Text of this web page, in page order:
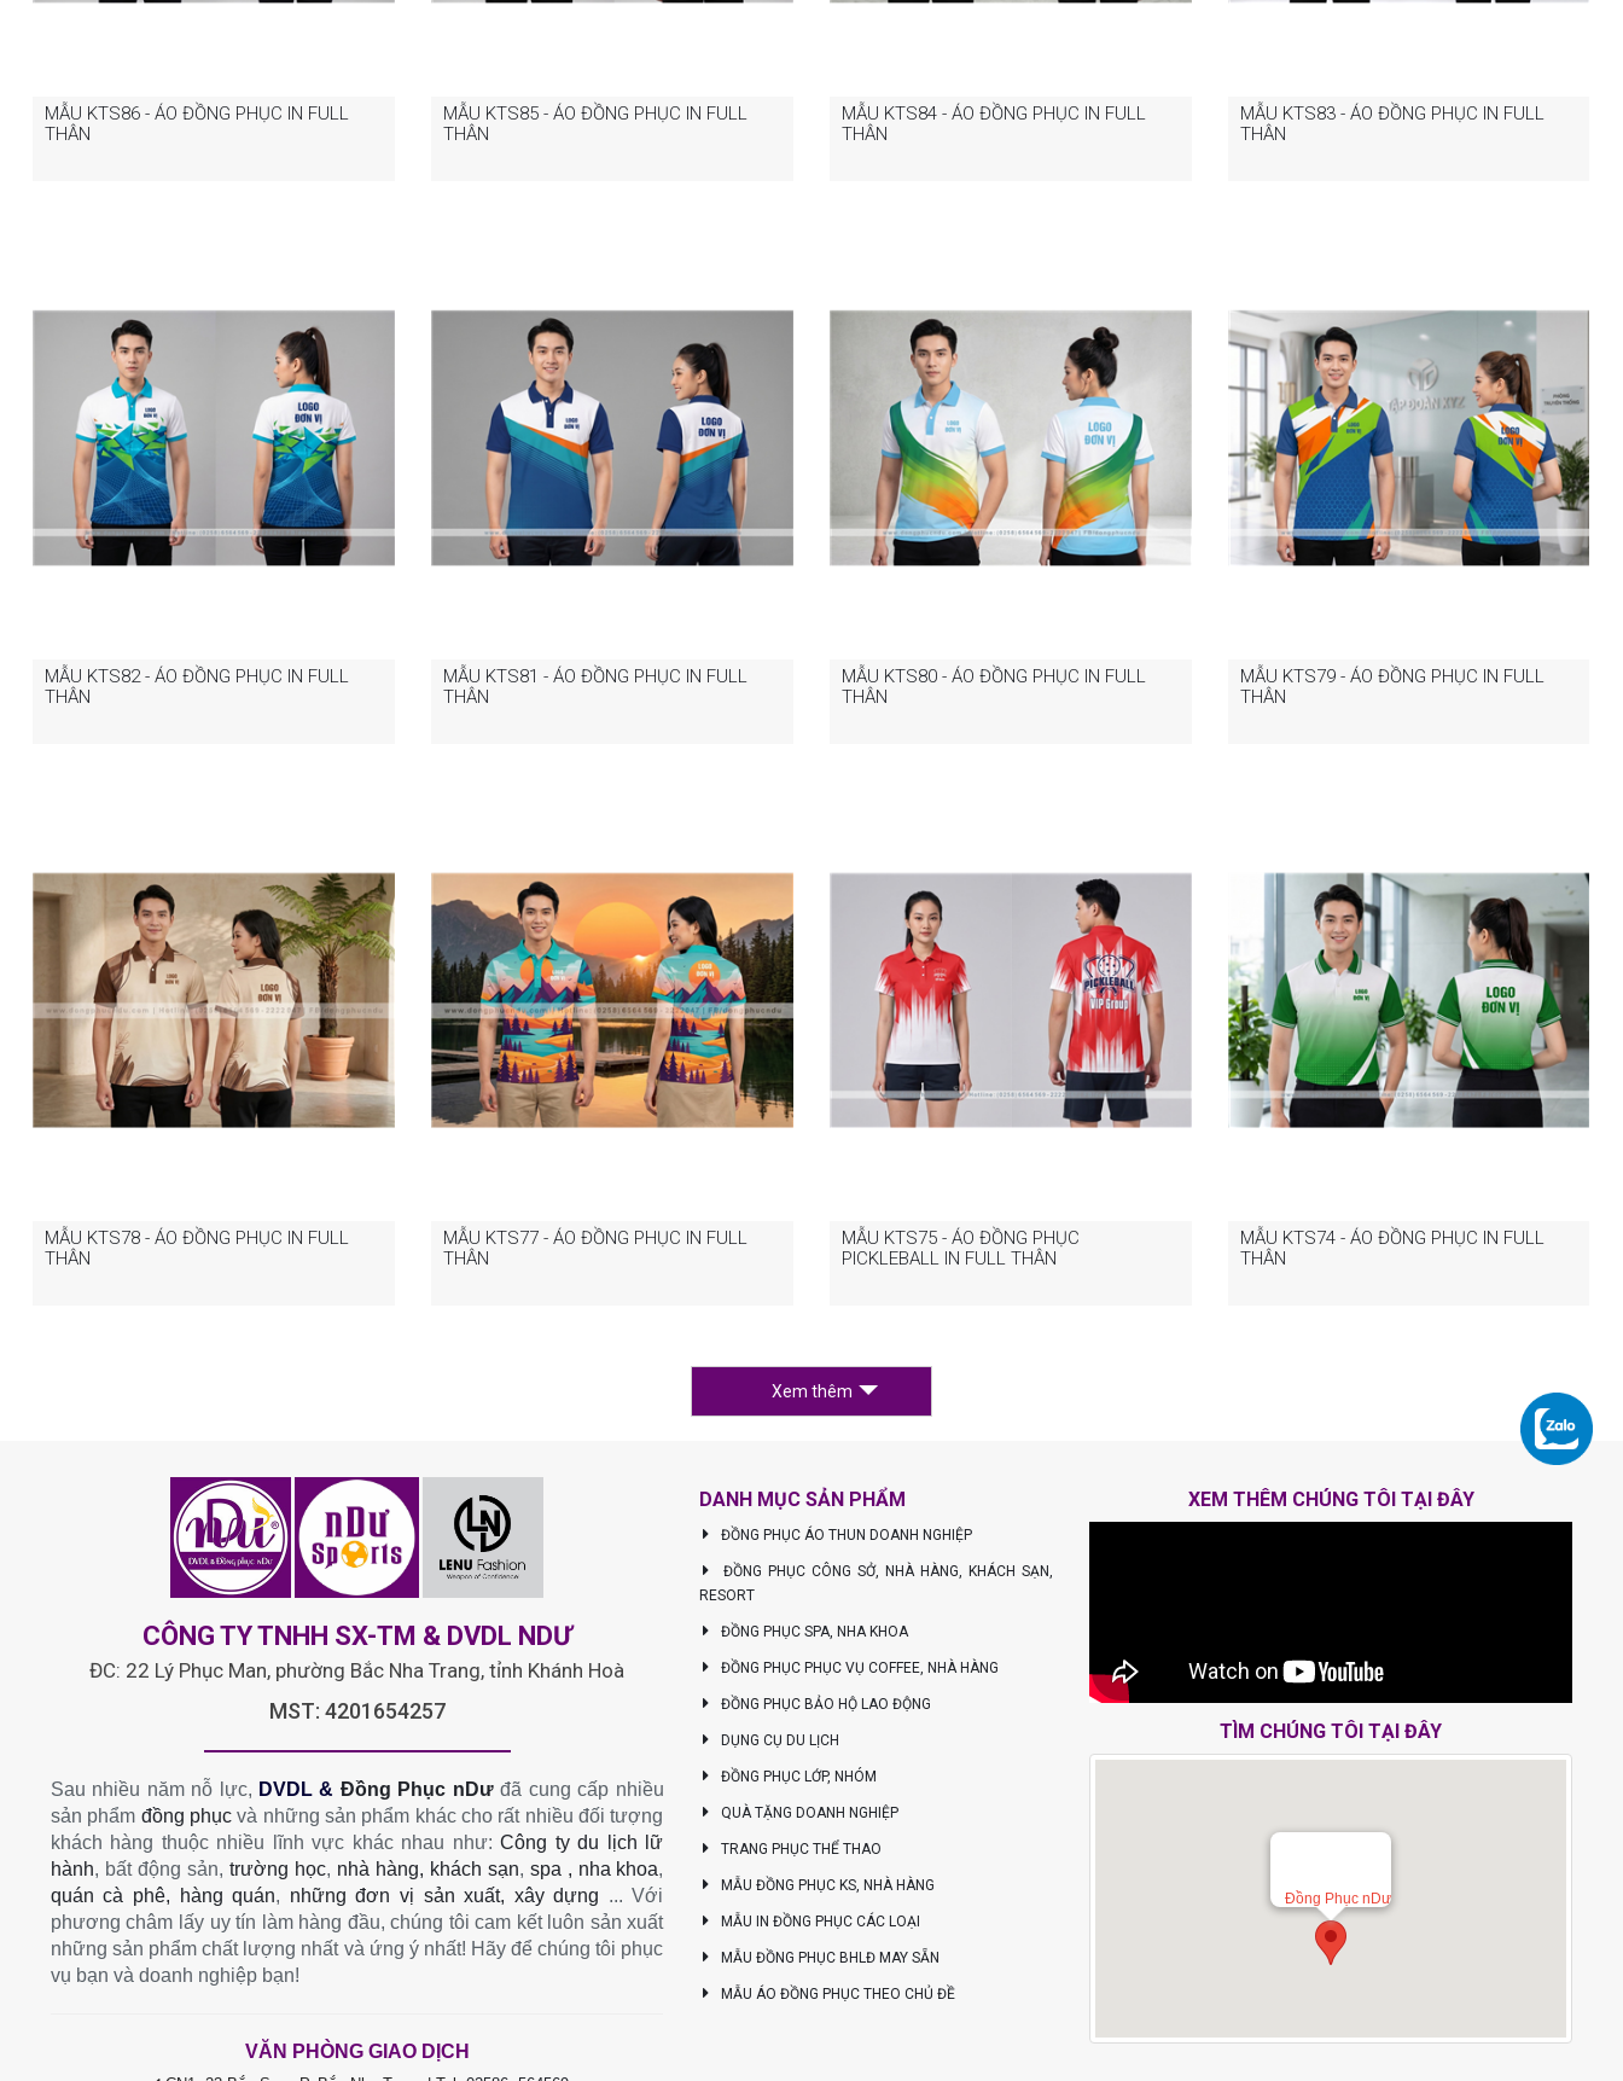
MẪU KTS86 - ÁO ĐỒNG PHỤC IN FULL
THÂN
MẪU KTS85 - ÁO ĐỒNG PHỤC IN FULL
THÂN
MẪU KTS84 - ÁO ĐỒNG PHỤC IN FULL
THÂN
MẪU KTS83 - ÁO ĐỒNG PHỤC IN FULL
THÂN
MẪU KTS82 - ÁO ĐỒNG PHỤC IN FULL
THÂN
MẪU KTS81 - ÁO ĐỒNG PHỤC IN FULL
THÂN
MẪU KTS80 - ÁO ĐỒNG PHỤC IN FULL
THÂN
MẪU KTS79 - ÁO ĐỒNG PHỤC IN FULL
THÂN
MẪU KTS78 - ÁO ĐỒNG PHỤC IN FULL
THÂN
MẪU KTS77 - ÁO ĐỒNG PHỤC IN FULL
THÂN
MẪU KTS75 - ÁO ĐỒNG PHỤC
PICKLEBALL IN FULL THÂN
MẪU KTS74 - ÁO ĐỒNG PHỤC IN FULL
THÂN
Xem thêm
CÔNG TY TNHH SX-TM & DVDL NDƯ
ĐC: 22 Lý Phục Man, phường Bắc Nha Trang, tỉnh Khánh Hoà
MST: 4201654257
Sau nhiều năm nỗ lực, DVDL & Đồng Phục nDưđã cung cấp nhiều
sản phẩm đồng phụcvà những sản phẩm khác cho rất nhiều đối tượng
khách hàng thuộc nhiều lĩnh vực khác nhau như:Công ty du lịch lữ
hành, bất động sản, trường học, nhà hàng, khách sạn, spa , nha khoa,
quán cà phê, hàng quán, những đơn vị sản xuất, xây dựng ... Với
phương châm lấy uy tín làm hàng đầu, chúng tôi cam kết luôn sản xuất
những sản phẩm chất lượng nhất và ứng ý nhất! Hãy để chúng tôi phục
vụ bạn và doanh nghiệp bạn!
VĂN PHÒNG GIAO DỊCH
DANH MỤC SẢN PHẨM
ĐỒNG PHỤC ÁO THUN DOANH NGHIỆP
ĐỒNG PHỤC CÔNG SỞ, NHÀ HÀNG, KHÁCH SẠN,
RESORT
ĐỒNG PHỤC SPA, NHA KHOA
ĐỒNG PHỤC PHỤC VỤ COFFEE, NHÀ HÀNG
ĐỒNG PHỤC BẢO HỘ LAO ĐỘNG
DỤNG CỤ DU LỊCH
ĐỒNG PHỤC LỚP, NHÓM
QUÀ TẶNG DOANH NGHIỆP
TRANG PHỤC THỂ THAO
MẪU ĐỒNG PHỤC KS, NHÀ HÀNG
MẪU IN ĐỒNG PHỤC CÁC LOẠI
MẪU ĐỒNG PHỤC BHLĐ MAY SẴN
MẪU ÁO ĐỒNG PHỤC THEO CHỦ ĐỀ
XEM THÊM CHÚNG TÔI TẠI ĐÂY
TÌM CHÚNG TÔI TẠI ĐÂY
Đồng Phục nDư